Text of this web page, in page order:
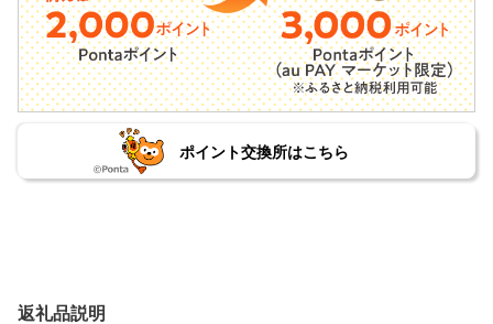
ポイント交換所はこちら
返礼品説明